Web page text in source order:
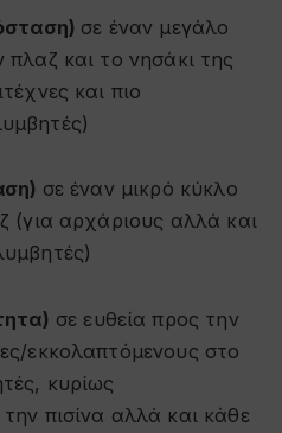
σε έναν μεγάλο
και το νησάκι της
και πιο
σε έναν μικρό κύκλο
(για αρχάριους αλλά και
σε ευθεία προς την
εκκολαπτόμενους στο
κυρίως
πισίνα αλλά και κάθε